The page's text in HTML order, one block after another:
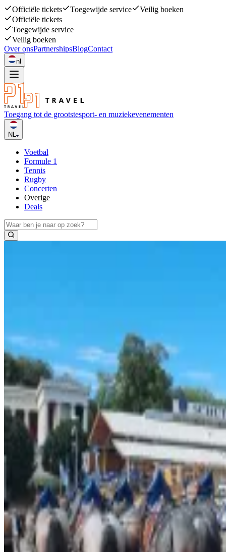
Officiële tickets Toegewijde service
Veilig boeken
Officiële tickets
Toegewijde service
Veilig boeken
Over onsPartnershipsBlogContact
nl
Toegang tot de grootstesport- en muziekevenementen
NL
Voetbal
Formule 1
Tennis
Rugby
Concerten
Overige
Deals